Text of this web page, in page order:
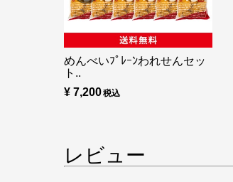
めんべいﾌﾟﾚｰﾝわれせんセッ
ト..
¥ 7,200
レビュー